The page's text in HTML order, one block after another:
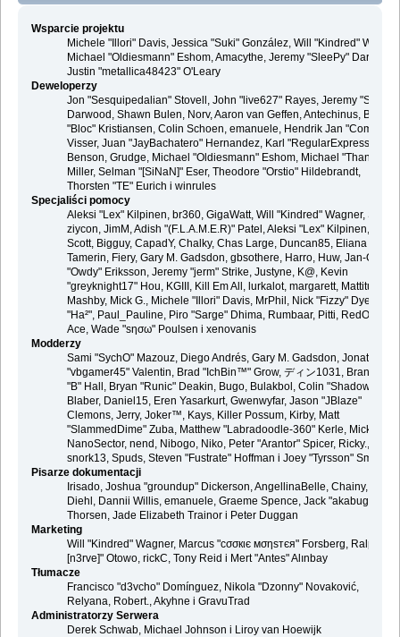
Wsparcie projektu
Michele "Illori" Davis, Jessica "Suki" González, Will "Kindred"
Michael "Oldiesmann" Eshom, Amacythe, Jeremy "SleePy" Darwood
Justin "metallica48423" O'Leary
Deweloperzy
Jon "Sesquipedalian" Stovell, John "live627" Rayes, Jeremy
Darwood, Shawn Bulen, Norv, Aaron van Geffen, Antechinus, Bjoern
"Bloc" Kristiansen, Colin Schoen, emanuele, Hendrik Jan "Compuart"
Visser, Juan "JayBachatero" Hernandez, Karl "RegularExpression"
Benson, Grudge, Michael "Oldiesmann" Eshom, Michael "Thantos"
Miller, Selman "[SiNaN]" Eser, Theodore "Orstio" Hildebrandt,
Thorsten "TE" Eurich i winrules
Specjaliści pomocy
Aleksi "Lex" Kilpinen, br360, GigaWatt, Will "Kindred" Wagner, Steve,
ziycon, JimM, Adish "(F.L.A.M.E.R)" Patel, Aleksi "Lex" Kilpinen, Ben
Scott, Bigguy, CapadY, Chalky, Chas Large, Duncan85, Eliana
Tamerin, Fiery, Gary M. Gadsdon, gbsothere, Harro, Huw, Jan-Olof
"Owdy" Eriksson, Jeremy "jerm" Strike, Justyne, K@, Kevin
"greyknight17" Hou, KGIII, Kill Em All, lurkalot, margarett, Mattitude,
Mashby, Mick G., Michele "Illori" Davis, MrPhil, Nick "Fizzy" Dyer, Nick
"Ha²", Paul_Pauline, Piro "Sarge" Dhima, Rumbaar, Pitti, RedOne, S-
Ace, Wade "sησω" Poulsen i xenovanis
Modderzy
Sami "SychO" Mazouz, Diego Andrés, Gary M. Gadsdon, Jonathan
"vbgamer45" Valentin, Brad "IchBin™" Grow, ディン1031, Brannon
"B" Hall, Bryan "Runic" Deakin, Bugo, Bulakbol, Colin "Shadow82x"
Blaber, Daniel15, Eren Yasarkurt, Gwenwyfar, Jason "JBlaze"
Clemons, Jerry, Joker™, Kays, Killer Possum, Kirby, Matt
"SlammedDime" Zuba, Matthew "Labradoodle-360" Kerle, Mick.,
NanoSector, nend, Nibogo, Niko, Peter "Arantor" Spicer, Ricky.,
snork13, Spuds, Steven "Fustrate" Hoffman i Joey "Tyrsson" Smith
Pisarze dokumentacji
Irisado, Joshua "groundup" Dickerson, AngellinaBelle, Chainy,
Diehl, Dannii Willis, emanuele, Graeme Spence, Jack "akabugeyes"
Thorsen, Jade Elizabeth Trainor i Peter Duggan
Marketing
Will "Kindred" Wagner, Marcus "cσσкιє мσηѕтєя" Forsberg, Ralph "
[n3rve]" Otowo, rickC, Tony Reid i Mert "Antes" Alınbay
Tłumacze
Francisco "d3vcho" Domínguez, Nikola "Dzonny" Novaković,
Relyana, Robert., Akyhne i GravuTrad
Administratorzy Serwera
Derek Schwab, Michael Johnson i Liroy van Hoewijk